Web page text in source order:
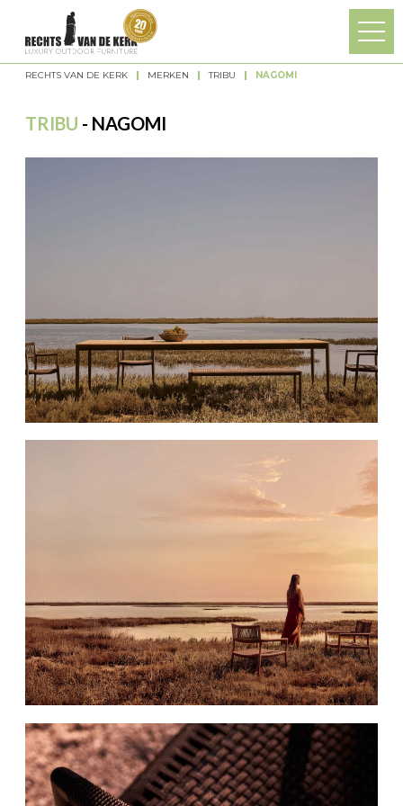
Overslaan en naar de algemene inhoud gaan
RECHTS VAN DE KERK MERKEN TRIBU NAGOMI
TRIBU - NAGOMI